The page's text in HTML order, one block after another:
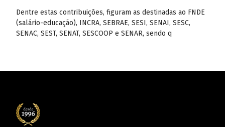
Dentre estas contribuições, figuram as destinadas ao FNDE
(salário-educação), INCRA, SEBRAE, SESI, SENAI, SESC,
SENAC, SEST, SENAT, SESCOOP e SENAR, sendo q